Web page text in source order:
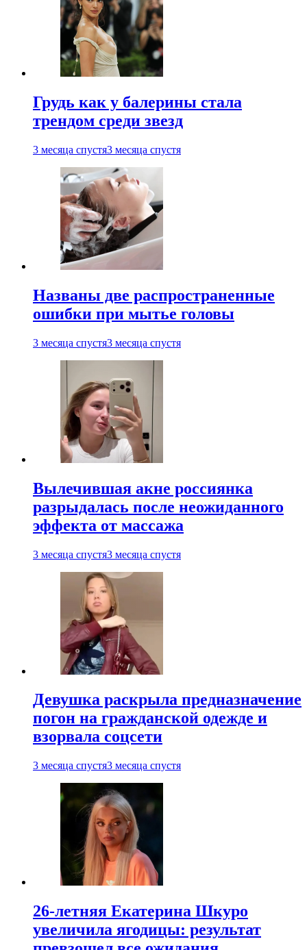
Грудь как у балерины стала
трендом среди звезд
3 месяца спустя3 месяца спустя
Названы две распространенные
ошибки при мытье головы
3 месяца спустя3 месяца спустя
Вылечившая акне россиянка
разрыдалась после неожиданного
эффекта от массажа
3 месяца спустя3 месяца спустя
Девушка раскрыла предназначение
погон на гражданской одежде и
взорвала соцсети
3 месяца спустя3 месяца спустя
26-летняя Екатерина Шкуро
увеличила ягодицы: результат